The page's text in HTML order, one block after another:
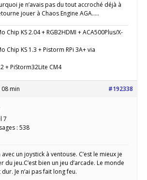
je n’avais pas du tout accroché déjà à
jouer à Chaos Engine AGA…..
Chip KS 2.04 + RGB2HDMI + ACA500Plus/X-
Chip KS 1.3 + Pistorm RPi 3A+ via
+ PiStorm32Lite CM4
min #192338
7
: 538
avec un joystick à ventouse. C’est le mieux je
jeu.C’est bien un jeu d’arcade. Le monde
Je n’ai pas fait long feu.